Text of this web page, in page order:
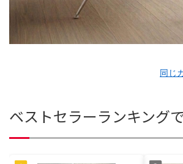
同じ
ベストセラーランキング